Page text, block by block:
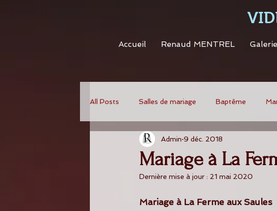
Accueil Renaud MENTREL Galerie
All Posts Salles de mariage Baptême
Mariage à La
Admin 9 déc. 2018
Dernière mise à jour : 21 mai 2020
Mariage à La Ferme aux Saules